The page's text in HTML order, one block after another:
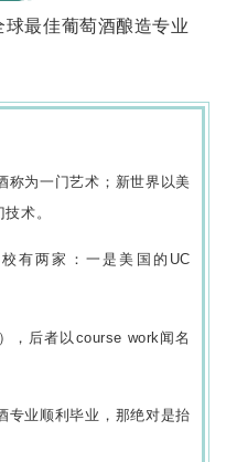
最佳葡萄酒酿造专业
称为一门艺术；新世界以美
术。
有两家：一是美国的UC
，后者以course work闻名
专业顺利毕业，那绝对是抬